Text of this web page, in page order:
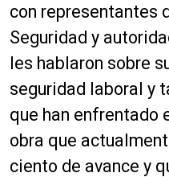
con representantes
Seguridad y
les hablaron sobre
seguridad laboral y
que han enfrentado
obra que
ciento de avance y